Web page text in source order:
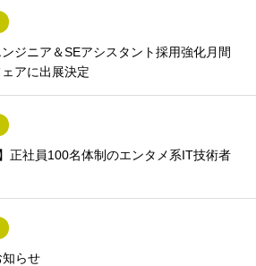
ジニア＆SEアシスタント採用強化月間
アに出展決定
正社員100名体制のエンタメ系IT技術者
知らせ